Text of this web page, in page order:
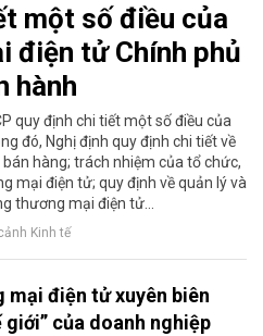
một số điều của
điện tử Chính phủ
hành
quy định chi tiết một số điều của
đó, Nghị định quy định chi tiết về
hàng; trách nhiệm của tổ chức,
mại điện tử; quy định về quản lý và
thương mại điện tử...
Kinh tế
điện tử xuyên biên
của doanh nghiệp